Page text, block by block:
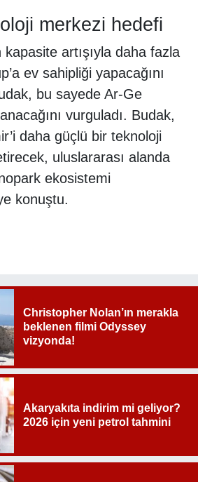
merkezi hedefi
kapasite artışıyla daha fazla
ev sahipliği yapacağını
bu sayede Ar-Ge
vurguladı. Budak,
daha güçlü bir teknoloji
uluslararası alanda
ekosistemi
konuştu.
Christopher Nolan’ın merakla
beklenen filmi Odyssey
vizyonda!
Akaryakıta indirim mi geliyor?
2026 için yeni petrol tahmini